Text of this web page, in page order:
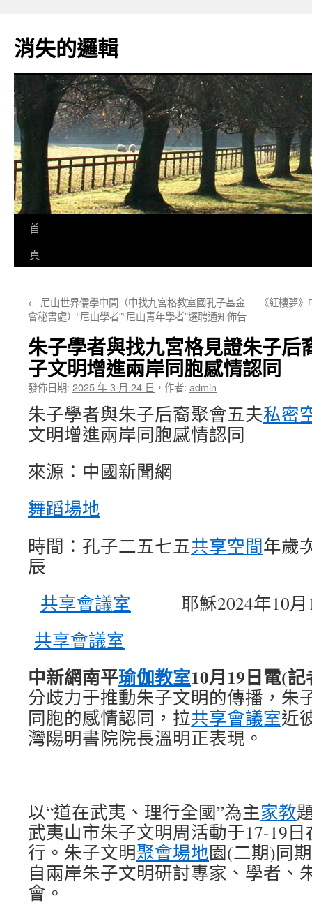
主
要
消失的邏輯
首
頁
← 尼山世界儒學中間（中找九宮格教室國孔子基金
會秘書處）“尼山學者”“尼山青年學者”選聘通知佈告
《紅樓夢
朱子學者與找九宮格見證朱子后
子文明增進兩岸同胞感情認同
發佈日期: 2025 年 3 月 24 日 ， 作者: admin
朱子學者與朱子后裔聚會五夫私密
文明增進兩岸同胞感情認同
來源：中國新聞網
舞蹈場地
時間：孔子二五七五共享空間年歲
辰
共享會議室 耶穌2024年10月
共享會議室
中新網南平瑜伽教室10月19日電(
分歧力于推動朱子文明的傳播，朱
同胞的感情認同，拉共享會議室近
灣陽明書院院長溫明正表現。
以“道在武夷、理行全國”為主家教
武夷山市朱子文明周活動于17-19
行。朱子文明聚會場地園(二期)同
自兩岸朱子文明研討專家、學者、
會。